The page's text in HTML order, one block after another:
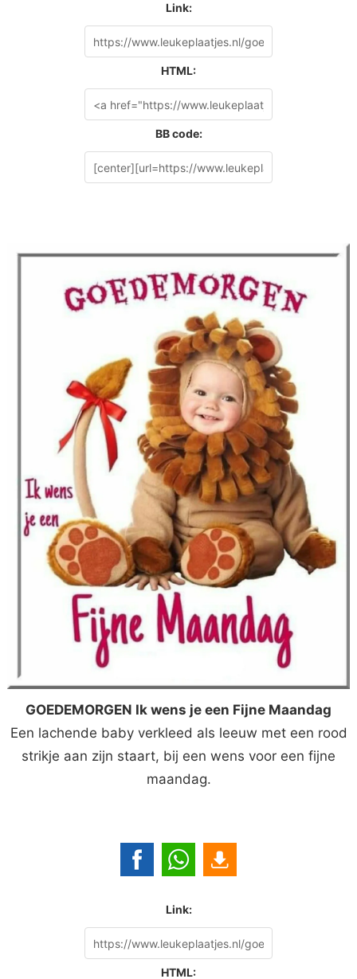
Link:
HTML:
BB code:
GOEDEMORGEN Ik wens je een Fijne Maandag
Een lachende baby verkleed als leeuw met een rood
strikje aan zijn staart, bij een wens voor een fijne
maandag.
Link:
HTML: